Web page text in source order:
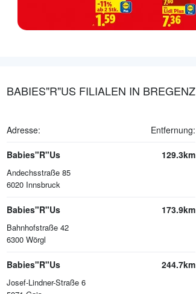
BABIES"R"US FILIALEN IN BREGENZ
Adresse: Entfernung:
Babies"R"Us
Andechsstraße 85
6020 Innsbruck
129.3km
Babies"R"Us
Bahnhofstraße 42
6300 Wörgl
173.9km
Babies"R"Us
Josef-Lindner-Straße 6
244.7km